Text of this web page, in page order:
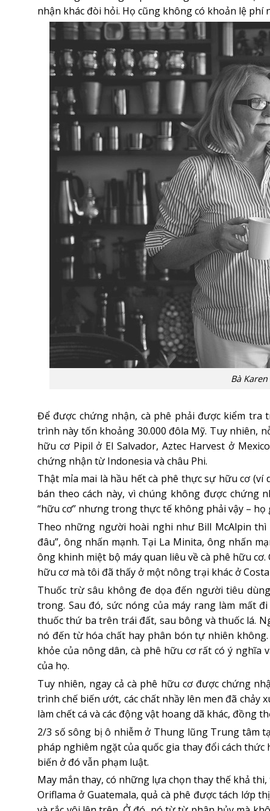
nhận khác đòi hỏi. Họ cũng không có khoản lệ
Bà
Để được chứng nhận, cà phê phải được kiểm tra
trình này tốn khoảng 30.000 đôla Mỹ. Tuy nhiên,
hữu cơ Pipil ở El Salvador, Aztec Harvest ở
chứng nhận từ Indonesia và châu Phi.
Thật mỉa mai là hầu hết cà phê thực sự hữu cơ
bán theo cách này, vì chúng không được chứng
“hữu cơ” nhưng trong thực tế không phải vậy – họ
Theo những người hoài nghi như Bill McAlpin
đâu”, ông nhấn mạnh. Tại La Minita, ông nhấn
ông khinh miệt bộ máy quan liêu về cà phê hữu cơ.
hữu cơ mà tôi đã thấy ở một nông trại khác ở
Thuốc trừ sâu không đe dọa đến người tiêu
trong. Sau đó, sức nóng của máy rang làm mất
thuốc thứ ba trên trái đất, sau bông và thuốc lá.
nó đến từ hóa chất hay phân bón tự nhiên
khỏe của nông dân, cà phê hữu cơ rất có ý
của họ.
Tuy nhiên, ngay cả cà phê hữu cơ được chứng
trình chế biến ướt, các chất nhầy lên men đã chảy
làm chết cá và các động vật hoang dã khác, đồng
2/3 số sông bị ô nhiễm ở Thung lũng Trung tâm
pháp nghiêm ngặt của quốc gia thay đổi cách thức
biến ở đó vẫn phạm luật.
May mắn thay, có những lựa chọn thay thế khả
Oriflama ở Guatemala, quả cà phê được tách lớp